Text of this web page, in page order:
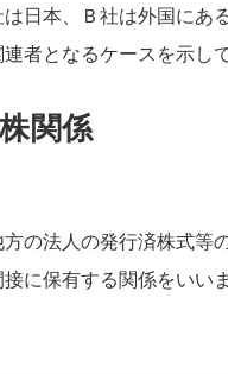
日本、Ｂ社は外国にあ
者となるケースを示し
関係
の法人の発行済株式等
に保有する関係をいいま